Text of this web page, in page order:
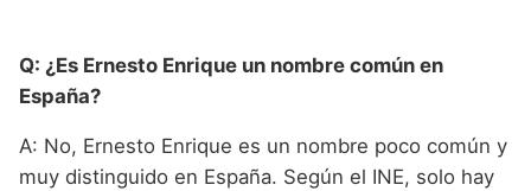
Q: ¿Es Ernesto Enrique un nombre común en
España?
A: No, Ernesto Enrique es un nombre poco común y
muy distinguido en España. Según el INE, solo hay